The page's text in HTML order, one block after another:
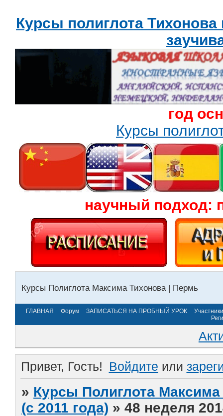
Курсы полиглота
год
Курсы
научный подход:
Курсы Полиглота Максима Тихонова | Пермь
ГЛАВНАЯ Форум ЗАПИСАТЬСЯ НА ПРОБНЫЙ УРОК
Участники
Привет, Гость! Войдите или
» Курсы Полиглота
(с 2011 года) »48 неделя